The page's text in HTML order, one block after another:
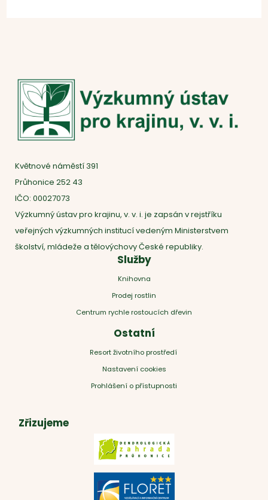
Květnové náměstí 391
Průhonice 252 43
IČO: 00027073
Výzkumný ústav pro krajinu, v. v. i. je zapsán v rejstříku
veřejných výzkumných institucí vedeným Ministerstvem
školství, mládeže a tělovýchovy České republiky.
Služby
Knihovna
Prodej rostlin
Centrum rychle rostoucích dřevin
Ostatní
Resort životního prostředí
Nastavení cookies
Prohlášení o přístupnosti
Zřizujeme